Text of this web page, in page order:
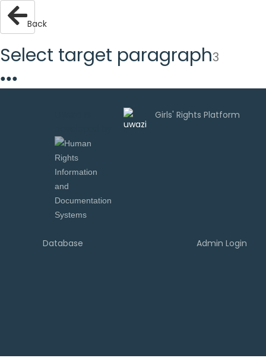
Back
Select target paragraph3
●●●
Database Admin Login